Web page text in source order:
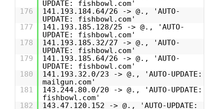
UPDATE: fishbowl.com'
176
141.193.184.64/26 -> @., 'AUTO-
UPDATE: fishbowl.com'
177
141.193.185.128/25 -> @., 'AUTO-
UPDATE: fishbowl.com'
178
141.193.185.32/27 -> @., 'AUTO-
UPDATE: fishbowl.com'
179
141.193.185.64/26 -> @., 'AUTO-
UPDATE: fishbowl.com'
180
141.193.32.0/23 -> @., 'AUTO-UPDATE:
mailgun.com'
181
143.244.80.0/20 -> @., 'AUTO-UPDATE:
fishbowl.com'
182
143.47.120.152 -> @., 'AUTO-UPDATE: